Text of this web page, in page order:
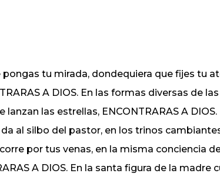
pongas tu mirada, dondequiera que fijes tu
A DIOS. En las formas diversas de
lanzan las estrellas, ENCONTRARAS A
al silbo del pastor, en los trinos
por tus venas, en la misma conciencia
A DIOS. En la santa figura de la madre